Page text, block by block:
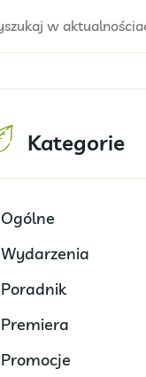
Kategorie
Ogólne
Wydarzenia
Poradnik
Premiera
Promocje